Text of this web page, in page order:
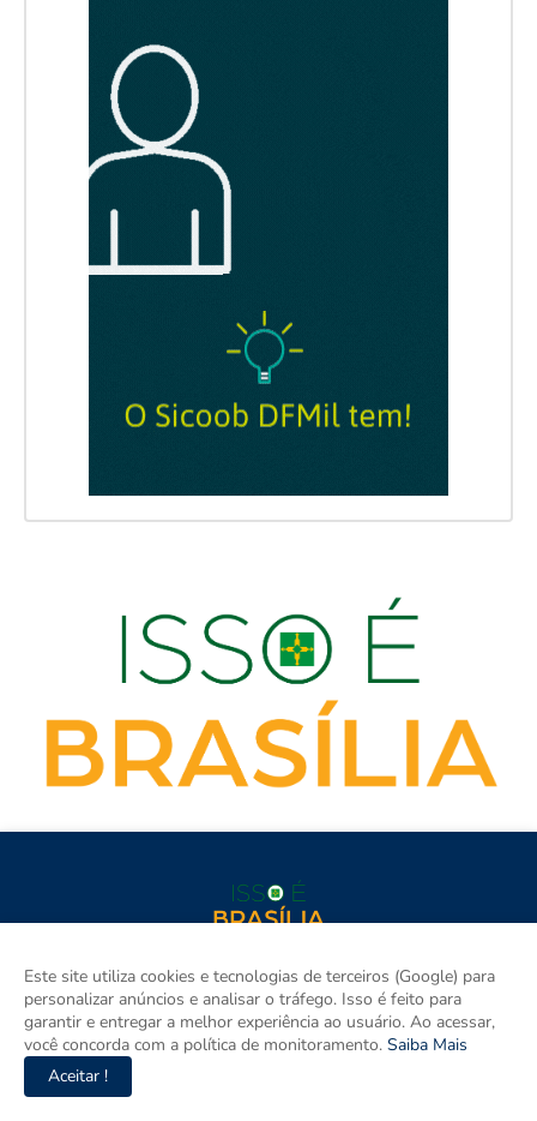
isso é BRASÍLIA é o site de notícias do Distrito Federal e Entorno
e um espaço para discutir a Região e o Brasil. Aqui tem
informação de verdade com imparcialidade. Os principais temas
são política, cidades e empreendedorismo. DRT 0010556/DF.
Este site utiliza cookies e tecnologias de terceiros (Google) para
personalizar anúncios e analisar o tráfego. Isso é feito para
garantir e entregar a melhor experiência ao usuário. Ao acessar,
você concorda com a política de monitoramento. Saiba Mais
Aceitar !